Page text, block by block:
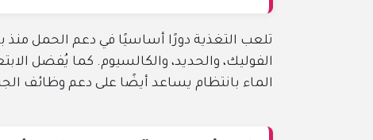
تلعب التغذية دورًا أساسيًا في دعم الحمل منذ
الفوليك، والحديد، والكالسيوم. كما يُفضل
الماء بانتظام يساعد أيضًا على دعم وظائف